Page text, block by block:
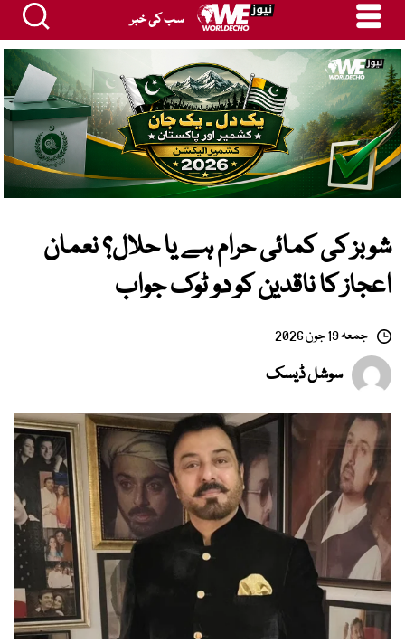
سب کی خبر
شوبز کی کمائی حرام ہے یا حلال؟ نعمان
اعجاز کا ناقدین کو دو ٹوک جواب
جمعہ 19 جون 2026
سوشل ڈیسک